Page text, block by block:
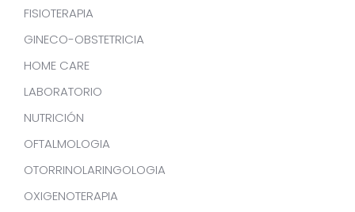
FISIOTERAPIA
GINECO-OBSTETRICIA
HOME CARE
LABORATORIO
NUTRICIÓN
OFTALMOLOGIA
OTORRINOLARINGOLOGIA
OXIGENOTERAPIA